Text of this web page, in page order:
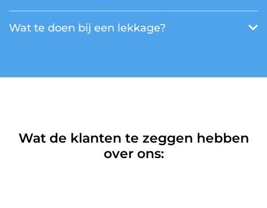
Wat te doen bij een lekkage?
Wat de klanten te zeggen hebben
over ons: